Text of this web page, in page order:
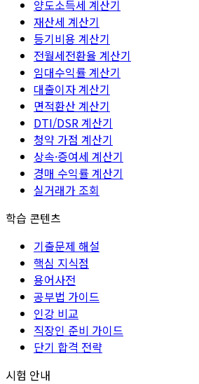
양도소득세 계산기
재산세 계산기
등기비용 계산기
전월세전환율 계산기
임대수익률 계산기
대출이자 계산기
면적환산 계산기
DTI/DSR 계산기
청약 가점 계산기
상속·증여세 계산기
경매 수익률 계산기
실거래가 조회
학습 콘텐츠
기출문제 해설
핵심 지식점
용어사전
공부법 가이드
인강 비교
직장인 준비 가이드
단기 합격 전략
시험 안내